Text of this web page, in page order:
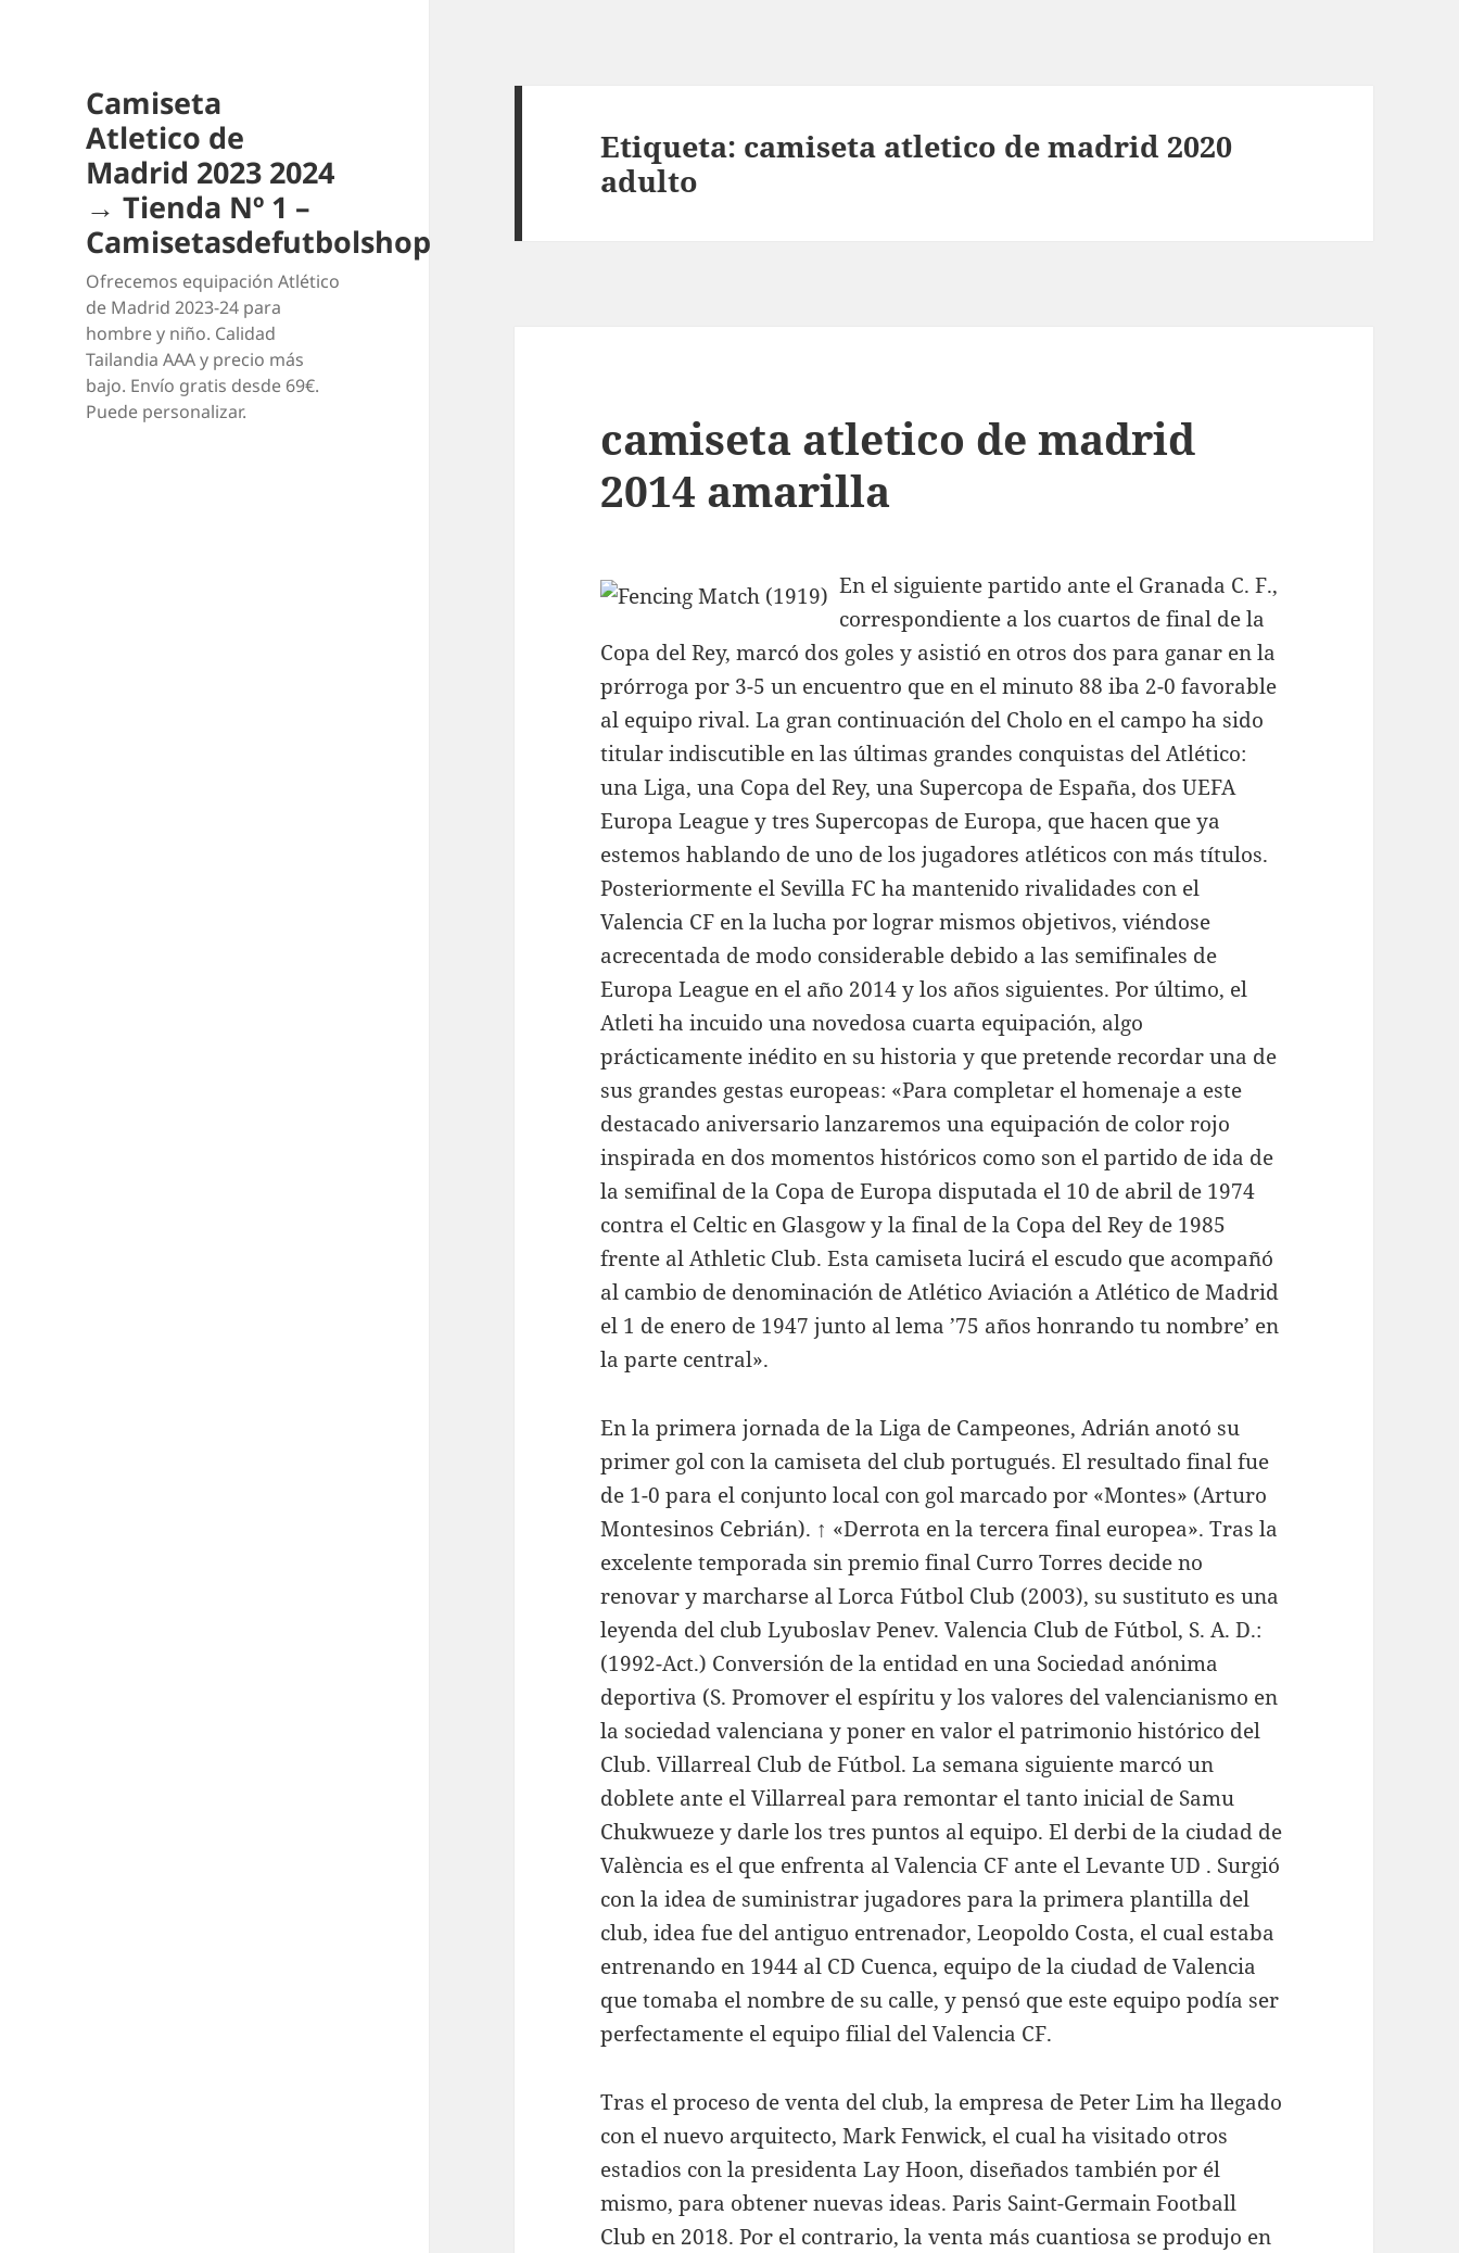
Camiseta
Atletico de
Madrid 2023 2024
→ Tienda Nº 1 –
Camisetasdefutbolshop
Ofrecemos equipación Atlético
de Madrid 2023-24 para
hombre y niño. Calidad
Tailandia AAA y precio más
bajo. Envío gratis desde 69€.
Puede personalizar.
Etiqueta: camiseta atletico de madrid 2020
adulto
camiseta atletico de madrid
2014 amarilla
En el siguiente partido ante el Granada C. F.,
correspondiente a los cuartos de final de la
Copa del Rey, marcó dos goles y asistió en otros dos para ganar en la
prórroga por 3-5 un encuentro que en el minuto 88 iba 2-0 favorable
al equipo rival. La gran continuación del Cholo en el campo ha sido
titular indiscutible en las últimas grandes conquistas del Atlético:
una Liga, una Copa del Rey, una Supercopa de España, dos UEFA
Europa League y tres Supercopas de Europa, que hacen que ya
estemos hablando de uno de los jugadores atléticos con más títulos.
Posteriormente el Sevilla FC ha mantenido rivalidades con el
Valencia CF en la lucha por lograr mismos objetivos, viéndose
acrecentada de modo considerable debido a las semifinales de
Europa League en el año 2014 y los años siguientes. Por último, el
Atleti ha incuido una novedosa cuarta equipación, algo
prácticamente inédito en su historia y que pretende recordar una de
sus grandes gestas europeas: «Para completar el homenaje a este
destacado aniversario lanzaremos una equipación de color rojo
inspirada en dos momentos históricos como son el partido de ida de
la semifinal de la Copa de Europa disputada el 10 de abril de 1974
contra el Celtic en Glasgow y la final de la Copa del Rey de 1985
frente al Athletic Club. Esta camiseta lucirá el escudo que acompañó
al cambio de denominación de Atlético Aviación a Atlético de Madrid
el 1 de enero de 1947 junto al lema ’75 años honrando tu nombre’ en
la parte central».
En la primera jornada de la Liga de Campeones, Adrián anotó su
primer gol con la camiseta del club portugués. El resultado final fue
de 1-0 para el conjunto local con gol marcado por «Montes» (Arturo
Montesinos Cebrián). ↑ «Derrota en la tercera final europea». Tras la
excelente temporada sin premio final Curro Torres decide no
renovar y marcharse al Lorca Fútbol Club (2003), su sustituto es una
leyenda del club Lyuboslav Penev. Valencia Club de Fútbol, S. A. D.:
(1992-Act.) Conversión de la entidad en una Sociedad anónima
deportiva (S. Promover el espíritu y los valores del valencianismo en
la sociedad valenciana y poner en valor el patrimonio histórico del
Club. Villarreal Club de Fútbol. La semana siguiente marcó un
doblete ante el Villarreal para remontar el tanto inicial de Samu
Chukwueze y darle los tres puntos al equipo. El derbi de la ciudad de
València es el que enfrenta al Valencia CF ante el Levante UD . Surgió
con la idea de suministrar jugadores para la primera plantilla del
club, idea fue del antiguo entrenador, Leopoldo Costa, el cual estaba
entrenando en 1944 al CD Cuenca, equipo de la ciudad de Valencia
que tomaba el nombre de su calle, y pensó que este equipo podía ser
perfectamente el equipo filial del Valencia CF.
Tras el proceso de venta del club, la empresa de Peter Lim ha llegado
con el nuevo arquitecto, Mark Fenwick, el cual ha visitado otros
estadios con la presidenta Lay Hoon, diseñados también por él
mismo, para obtener nuevas ideas. Paris Saint-Germain Football
Club en 2018. Por el contrario, la venta más cuantiosa se produjo en